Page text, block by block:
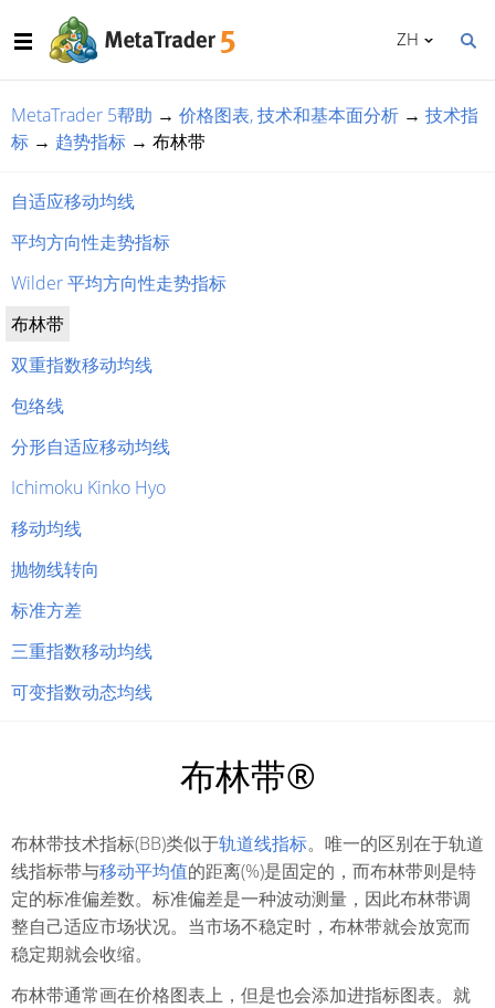
ZH
MetaTrader 5帮助 → 价格图表, 技术和基本面分析 → 技术指
标 → 趋势指标 → 布林带
自适应移动均线
平均方向性走势指标
Wilder 平均方向性走势指标
布林带
双重指数移动均线
包络线
分形自适应移动均线
Ichimoku Kinko Hyo
移动均线
抛物线转向
标准方差
三重指数移动均线
可变指数动态均线
布林带®
布林带技术指标(BB)类似于轨道线指标。唯一的区别在于轨道
线指标带与移动平均值的距离(%)是固定的，而布林带则是特
定的标准偏差数。标准偏差是一种波动测量，因此布林带调
整自己适应市场状况。当市场不稳定时，布林带就会放宽而
稳定期就会收缩。
布林带通常画在价格图表上，但是也会添加进指标图表。就